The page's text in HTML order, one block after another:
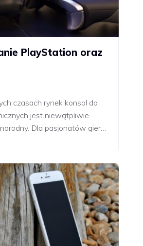
PlayStation oraz
czasach rynek konsol do
jest niewątpliwie
Dla pasjonatów gier…